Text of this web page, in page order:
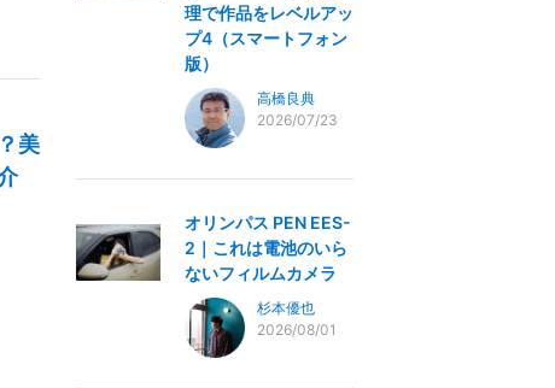
美
理で作品をレベルアッ
プ4（スマートフォン
版）
高橋良典
2026/07/23
オリンパス PEN EES-
2｜これは電池のいら
ないフィルムカメラ
杉本優也
2026/08/01